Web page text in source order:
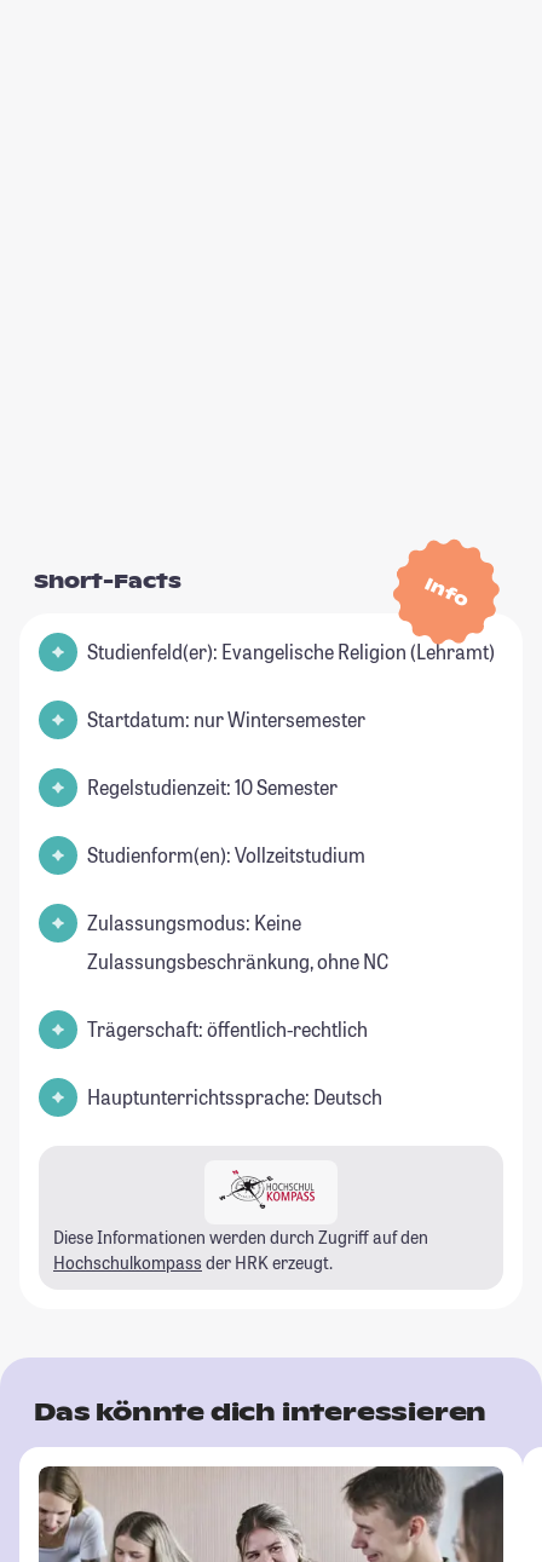
Info
Short-Facts
Studienfeld(er): Evangelische Religion (Lehramt)
Startdatum: nur Wintersemester
Regelstudienzeit: 10 Semester
Studienform(en): Vollzeitstudium
Zulassungsmodus: Keine
Zulassungsbeschränkung, ohne NC
Trägerschaft: öffentlich-rechtlich
Hauptunterrichtssprache: Deutsch
Diese Informationen werden durch Zugriff auf den
Hochschulkompass der HRK erzeugt.
Das könnte dich interessieren